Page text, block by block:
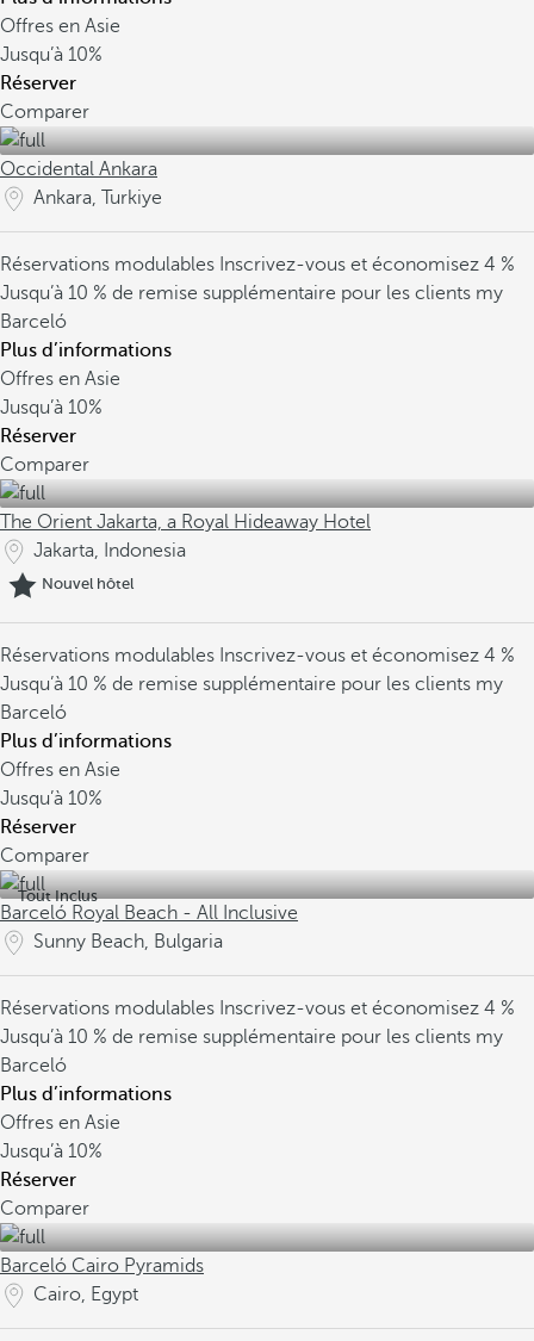
Offres en Asie
Jusqu’à 10%
Réserver
Comparer
Occidental Ankara
Ankara, Turkiye
Réservations modulables Inscrivez-vous et économisez 4 %
Jusqu’à 10 % de remise supplémentaire pour les clients my
Barceló
Plus d’informations
Offres en Asie
Jusqu’à 10%
Réserver
Comparer
The Orient Jakarta, a Royal Hideaway Hotel
Jakarta, Indonesia
Nouvel hôtel
Réservations modulables Inscrivez-vous et économisez 4 %
Jusqu’à 10 % de remise supplémentaire pour les clients my
Barceló
Plus d’informations
Offres en Asie
Jusqu’à 10%
Réserver
Comparer
Tout Inclus
Barceló Royal Beach - All Inclusive
Sunny Beach, Bulgaria
Réservations modulables Inscrivez-vous et économisez 4 %
Jusqu’à 10 % de remise supplémentaire pour les clients my
Barceló
Plus d’informations
Offres en Asie
Jusqu’à 10%
Réserver
Comparer
Barceló Cairo Pyramids
Cairo, Egypt